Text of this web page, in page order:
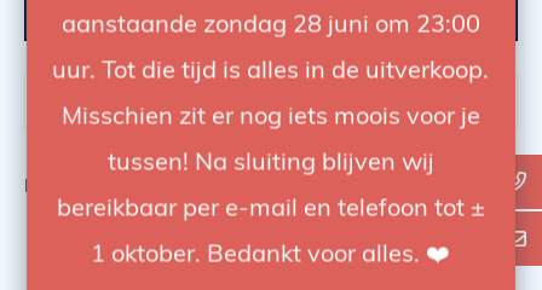
aanstaande zondag 28 juni om 23:00
uur. Tot die tijd is alles in de uitverkoop.
Misschien zit er nog iets moois voor je
tussen! Na sluiting blijven wij
bereikbaar per e-mail en telefoon tot ±
1 oktober. Bedankt voor alles. ❤️
FILTER